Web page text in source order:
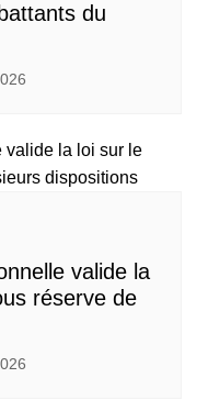
du
valide la
réserve de